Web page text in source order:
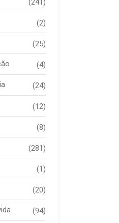
(241)
(2)
(25)
(4)
(24)
(12)
(8)
(281)
(1)
(20)
(94)